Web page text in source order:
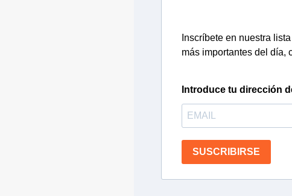
Inscríbete en nuestra
más importantes del día,
Introduce tu dirección
SUSCRIBIRSE